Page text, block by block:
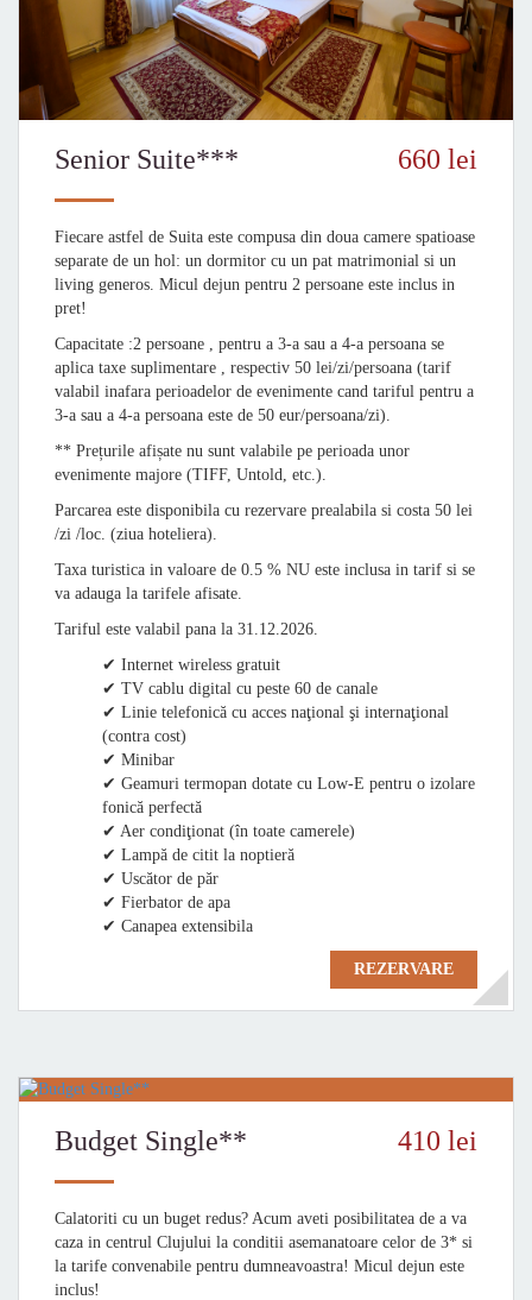
Senior Suite*** 660 lei
Fiecare astfel de Suita este compusa din doua camere spatioase
separate de un hol: un dormitor cu un pat matrimonial si un
living generos. Micul dejun pentru 2 persoane este inclus in
pret!
Capacitate :2 persoane , pentru a 3-a sau a 4-a persoana se
aplica taxe suplimentare , respectiv 50 lei/zi/persoana (tarif
valabil inafara perioadelor de evenimente cand tariful pentru a
3-a sau a 4-a persoana este de 50 eur/persoana/zi).
** Prețurile afișate nu sunt valabile pe perioada unor
evenimente majore (TIFF, Untold, etc.).
Parcarea este disponibila cu rezervare prealabila si costa 50 lei
/zi /loc. (ziua hoteliera).
Taxa turistica in valoare de 0.5 % NU este inclusa in tarif si se
va adauga la tarifele afisate.
Tariful este valabil pana la 31.12.2026.
✔ Internet wireless gratuit
✔ TV cablu digital cu peste 60 de canale
✔ Linie telefonică cu acces naţional şi internaţional
(contra cost)
✔ Minibar
✔ Geamuri termopan dotate cu Low-E pentru o izolare
fonică perfectă
✔ Aer condiţionat (în toate camerele)
✔ Lampă de citit la noptieră
✔ Uscător de păr
✔ Fierbator de apa
✔ Canapea extensibila
REZERVARE
Budget Single** 410 lei
Calatoriti cu un buget redus? Acum aveti posibilitatea de a va
caza in centrul Clujului la conditii asemanatoare celor de 3* si
la tarife convenabile pentru dumneavoastra! Micul dejun este
inclus!